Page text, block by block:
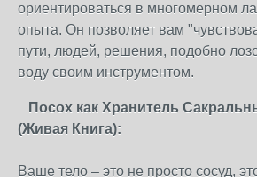
ориентироваться в многомерном
опыта. Он позволяет вам
пути, людей, решения, подобно
воду своим инструментом.
Посох как Хранитель
(Живая Книга):
Ваше тело – это не просто сосуд,